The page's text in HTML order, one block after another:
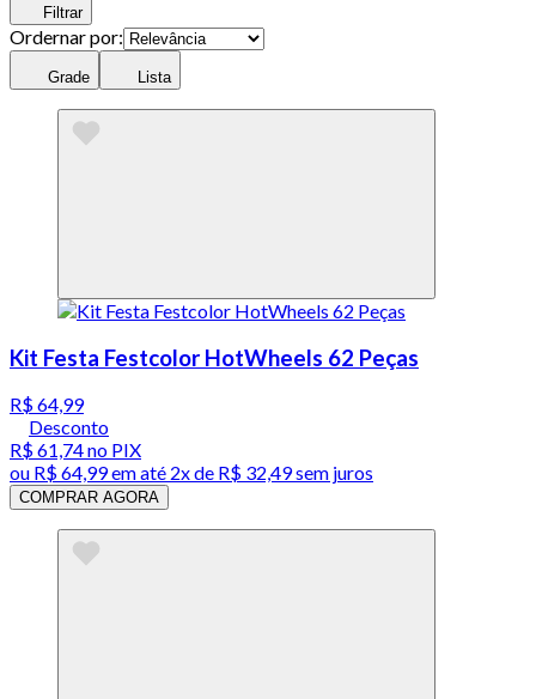
Filtrar
Ordernar por:
Grade Lista
Kit Festa Festcolor HotWheels 62 Peças
R$ 64,99
Desconto
R$ 61,74no PIX
ou R$ 64,99em até 2x de R$ 32,49 sem juros
COMPRAR AGORA